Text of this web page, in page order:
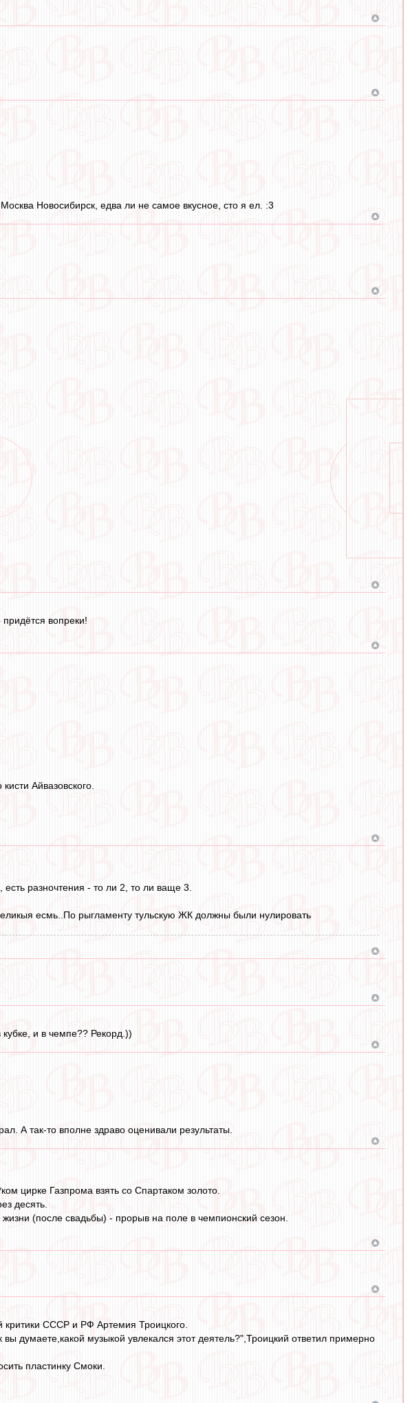
Новосибирск, едва ли не самое вкусное, сто я ел. :3
вопреки!
Айвазовского.
разночтения - то ли 2, то ли ваще 3.
есмь..По рыгламенту тульскую ЖК должны были нулировать
и в чемпе?? Рекорд.))
А так-то вполне здраво оценивали результаты.
цирке Газпрома взять со Спартаком золото.
десять.
(после свадьбы) - прорыв на поле в чемпионский сезон.
критики СССР и РФ Артемия Троицкого.
думаете,какой музыкой увлекался этот деятель?",Троицкий ответил примерно
пластинку Смоки.